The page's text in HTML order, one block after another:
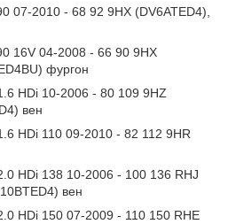
07-2010 - 68 92 9HX (DV6ATED4),
16V 04-2008 - 66 90 9HX
фургон
HDi 10-2006 - 80 109 9HZ
вен
HDi 110 09-2010 - 82 112 9HR
HDi 138 10-2006 - 100 136 RHJ
вен
HDi 150 07-2009 - 110 150 RHE